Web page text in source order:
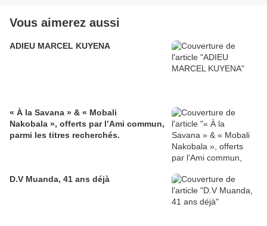
Vous aimerez aussi
ADIEU MARCEL KUYENA
« À la Savana » & « Mobali
Nakobala », offerts par l’Ami commun,
parmi les titres recherchés.
D.V Muanda, 41 ans déjà